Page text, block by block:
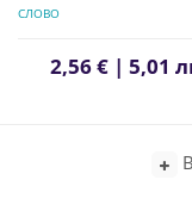
СЛОВО
2,56 € | 5,01